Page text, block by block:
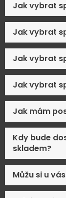
Jak vybrat
Jak vybrat
Jak vybrat
Jak vybrat
Jak mám
Kdy bude
skladem?
Můžu si u